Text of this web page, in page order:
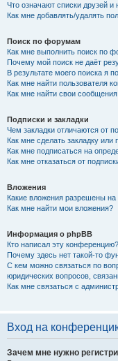
Что означают списки друзей и
Как мне добавлять/удалять
Поиск по форумам
Как мне выполнить поиск по
Почему мой поиск не даёт
В результате моего поиска я
Как мне найти пользователя
Как мне найти свои
Подписки и закладки
Чем закладки отличаются от
Как мне сделать закладку
Как мне подписаться на
Как мне отказаться от
Вложения
Какие вложения разрешены
Как мне найти мои вложения?
Информация о phpBB
Кто написал эту конференцию?
Почему здесь нет такой-то
С кем можно связаться по
юридических вопросов,
Как мне связаться с
Вход на
Зачем мне нужно